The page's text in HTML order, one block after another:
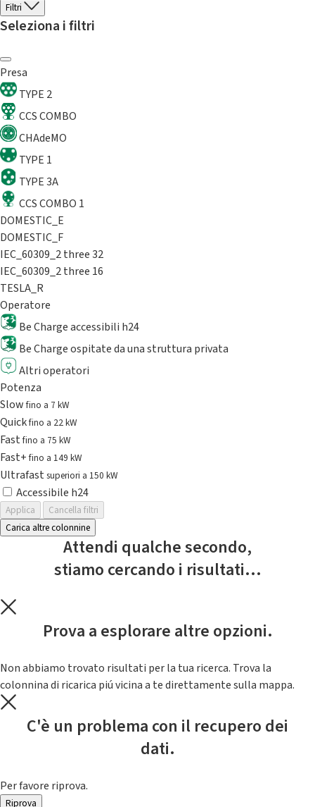
Filtri
Seleziona i filtri
Presa
TYPE 2
CCS COMBO
CHAdeMO
TYPE 1
TYPE 3A
CCS COMBO 1
DOMESTIC_E
DOMESTIC_F
IEC_60309_2 three 32
IEC_60309_2 three 16
TESLA_R
Operatore
Be Charge accessibili h24
Be Charge ospitate da una struttura privata
Altri operatori
Potenza
Slowfino a 7 kW
Quickfino a 22 kW
Fastfino a 75 kW
Fast+fino a 149 kW
Ultrafast superiori a 150 kW
Accessibile h24
Applica
Cancella filtri
Carica altre colonnine
Attendi qualche secondo,
stiamo cercando i risultati...
Prova a esplorare altre opzioni.
Non abbiamo trovato risultati per la tua ricerca. Trova la
colonnina di ricarica piú vicina a te direttamente sulla mappa.
C'è un problema con il recupero dei
dati.
Per favore riprova.
Riprova